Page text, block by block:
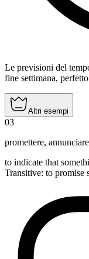
Le previsioni del
fine settimana,
Altri esempi
03
promettere, annunciare
to indicate that
Transitive: to promise